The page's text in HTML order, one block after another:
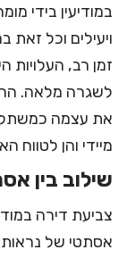
במודיעין בידי
ויעילים וכל זאת
זמן רב, העלויות
לשגרה מלאה.
את עצמה
מיידי והן לטווח
שילוב בין
צביעת דירה
אסתטי של נראות